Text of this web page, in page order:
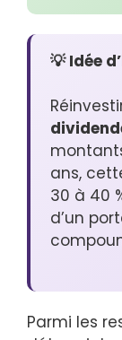
💡 Idée
ans,
30 à 40
d’un
Parmi les